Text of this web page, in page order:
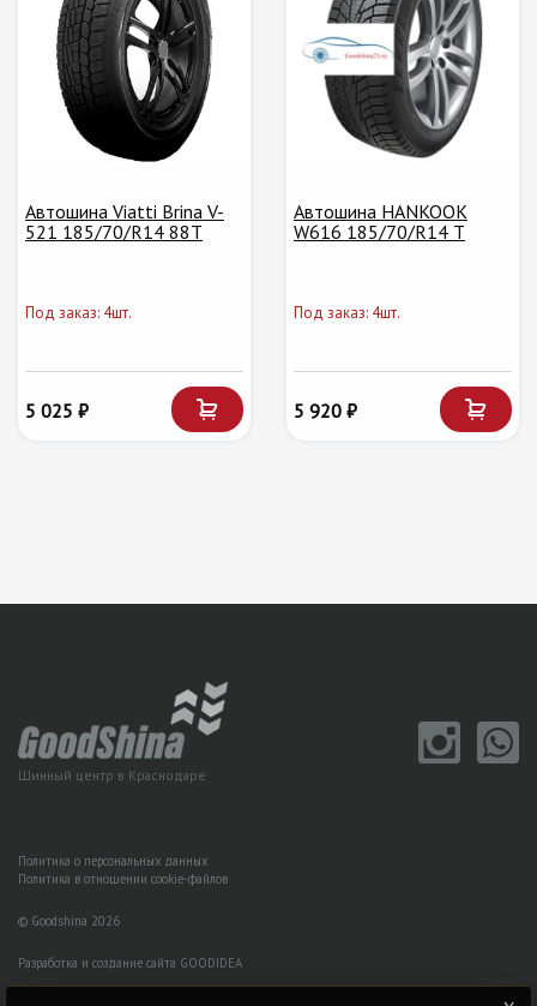
Автошина Viatti Brina V-
521 185/70/R14 88T
Под заказ: 4шт.
5 025 ₽
Автошина HANKOOK
W616 185/70/R14 T
Под заказ: 4шт.
5 920 ₽
Шинный центр в Краснодаре
Политика о персональных данных
Политика в отношении cookie-файлов
© Goodshina 2026
Разработка и создание сайта GOODIDEA